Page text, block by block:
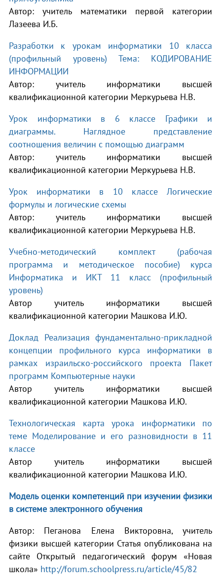
Автор: учитель математики первой категории
Лазеева И.Б.
Разработки к урокам информатики 10 класса
(профильный уровень) Тема: КОДИРОВАНИЕ
ИНФОРМАЦИИ
Автор: учитель информатики высшей
квалификационной категории Меркурьева Н.В.
Урок информатики в 6 классе Графики и
диаграммы. Наглядное представление
соотношения величин с помощью диаграмм
Автор: учитель информатики высшей
квалификационной категории Меркурьева Н.В.
Урок информатики в 10 классе Логические
формулы и логические схемы
Автор: учитель информатики высшей
квалификационной категории Меркурьева Н.В.
Учебно-методический комплект (рабочая
программа и методическое пособие) курса
Информатика и ИКТ 11 класс (профильный
уровень)
Автор учитель информатики высшей
квалификационной категории Машкова И.Ю.
Доклад Реализация фундаментально-прикладной
концепции профильного курса информатики в
рамках израильско-российского проекта Пакет
программ Компьютерные науки
Автор учитель информатики высшей
квалификационной категории Машкова И.Ю.
Технологическая карта урока информатики по
теме Моделирование и его разновидности в 11
классе
Автор учитель информатики высшей
квалификационной категории Машкова И.Ю.
Модель оценки компетенций при изучении физики
в системе электронного обучения
Автор: Пеганова Елена Викторовна, учитель
физики высшей категории Статья опубликована на
сайте Открытый педагогический форум «Новая
школа» http://forum.schoolpress.ru/article/45/82